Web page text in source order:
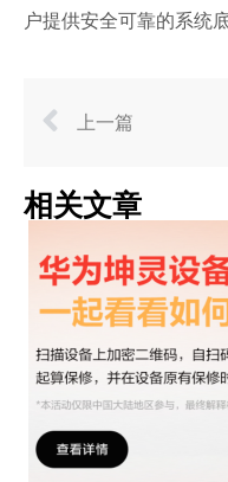
户提供安全可靠的系统
上一篇
相关文章